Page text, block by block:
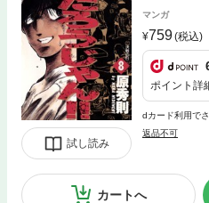
試し読み
マンガ
759(税込)
ポイント詳
dカード利用で
返品不可
カートへ